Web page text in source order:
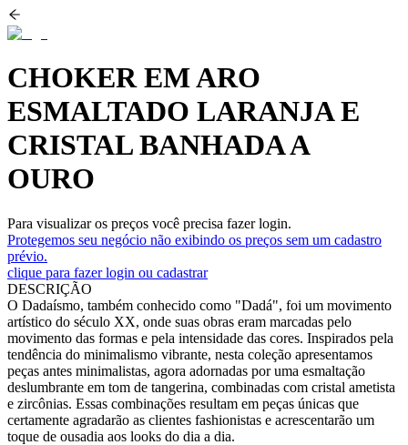
CHOKER EM ARO
ESMALTADO LARANJA E
CRISTAL BANHADA A
OURO
Para visualizar os preços você precisa fazer login.
Protegemos seu negócio não exibindo os preços sem um cadastro
prévio.
clique para fazer login ou cadastrar
DESCRIÇÃO
O Dadaísmo, também conhecido como "Dadá", foi um movimento
artístico do século XX, onde suas obras eram marcadas pelo
movimento das formas e pela intensidade das cores. Inspirados pela
tendência do minimalismo vibrante, nesta coleção apresentamos
peças antes minimalistas, agora adornadas por uma esmaltação
deslumbrante em tom de tangerina, combinadas com cristal ametista
e zircônias. Essas combinações resultam em peças únicas que
certamente agradarão as clientes fashionistas e acrescentarão um
toque de ousadia aos looks do dia a dia.